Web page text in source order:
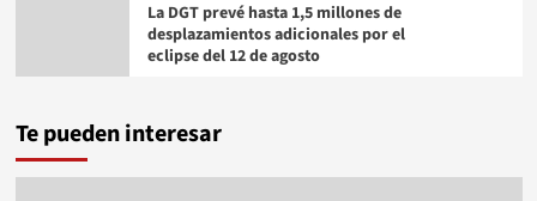
La DGT prevé hasta 1,5 millones de
desplazamientos adicionales por el
eclipse del 12 de agosto
Te pueden interesar